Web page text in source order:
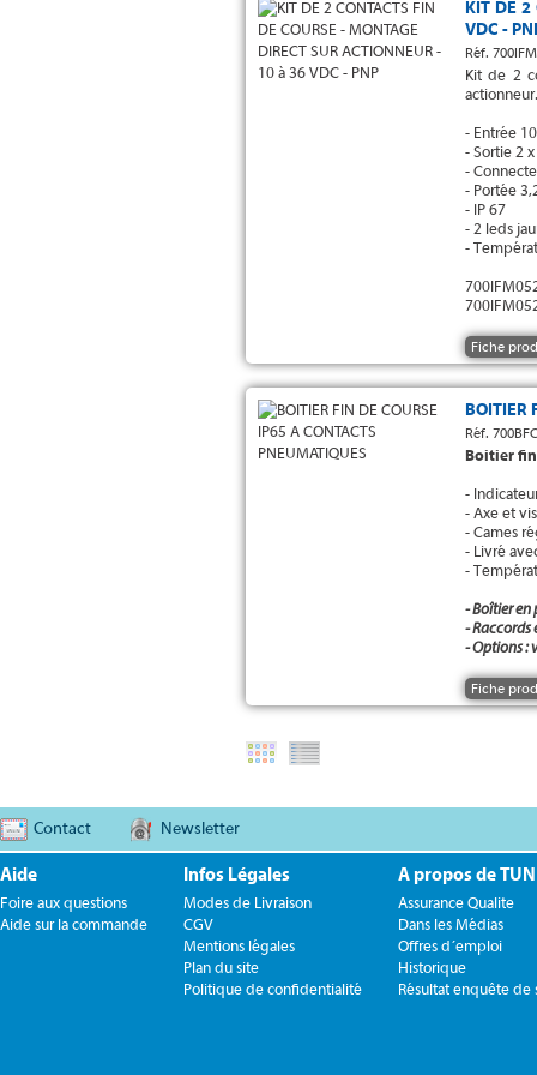
KIT DE
VDC -
Réf.
Kit de 2
actionneur.
- Entrée
- Sortie 2
-
- Portée
- IP 67
- 2 leds
-
Fiche
BOITIER
Réf.
Boitier fin
-
- Axe et
- Cames
- Livré
-
- Boîtier
- Raccords
- Options :
Fiche
Contact Newsletter
Aide
Foire aux questions
Aide sur la commande
Infos Légales
Modes de Livraison
CGV
Mentions légales
Plan du site
Politique de confidentialité
A propos de
Assurance Qualite
Dans les Médias
Offres d´emploi
Historique
Résultat enquête de